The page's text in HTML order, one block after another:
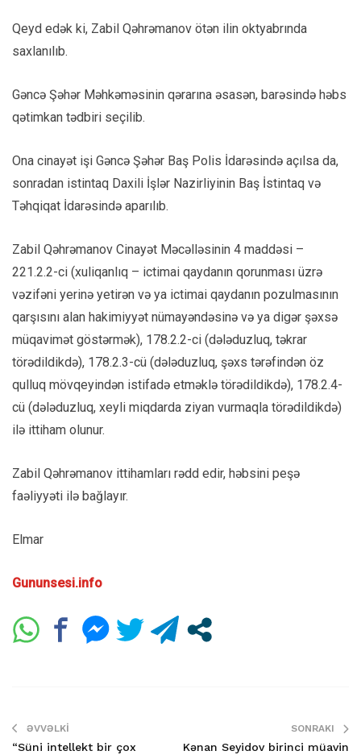
Qeyd edək ki, Zabil Qəhrəmanov ötən ilin oktyabrında
saxlanılıb.
Gəncə Şəhər Məhkəməsinin qərarına əsasən, barəsində həbs
qətimkan tədbiri seçilib.
Ona cinayət işi Gəncə Şəhər Baş Polis İdarəsində açılsa da,
sonradan istintaq Daxili İşlər Nazirliyinin Baş İstintaq və
Təhqiqat İdarəsində aparılıb.
Zabil Qəhrəmanov Cinayət Məcəlləsinin 4 maddəsi –
221.2.2-ci (xuliqanlıq – ictimai qaydanın qorunması üzrə
vəzifəni yerinə yetirən və ya ictimai qaydanın pozulmasının
qarşısını alan hakimiyyət nümayəndəsinə və ya digər şəxsə
müqavimət göstərmək), 178.2.2-ci (dələduzluq, təkrar
törədildikdə), 178.2.3-cü (dələduzluq, şəxs tərəfindən öz
qulluq mövqeyindən istifadə etməklə törədildikdə), 178.2.4-
cü (dələduzluq, xeyli miqdarda ziyan vurmaqla törədildikdə)
ilə ittiham olunur.
Zabil Qəhrəmanov ittihamları rədd edir, həbsini peşə
faəliyyəti ilə bağlayır.
Elmar
Gununsesi.info
ƏVVƏLKI
“Süni intellekt bir çox
SONRAKI
Kənan Seyidov birinci müavin